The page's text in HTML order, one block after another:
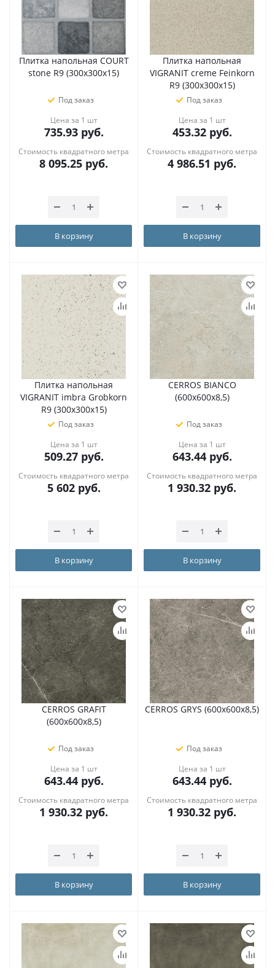
Плитка напольная COURT
stone R9 (300х300х15)
Под заказ
Цена за 1 шт
735.93руб.
Стоимость квадратного метра
8 095.25 руб.
В корзину
Плитка напольная
VIGRANIT creme Feinkorn
R9 (300х300х15)
Под заказ
Цена за 1 шт
453.32руб.
Стоимость квадратного метра
4 986.51 руб.
В корзину
Плитка напольная
VIGRANIT imbra Grobkorn
R9 (300х300х15)
Под заказ
Цена за 1 шт
509.27руб.
Стоимость квадратного метра
5 602руб.
В корзину
CERROS BIANCO
(600х600х8,5)
Под заказ
Цена за 1 шт
643.44руб.
Стоимость квадратного метра
1 930.32 руб.
В корзину
CERROS GRAFIT
(600х600х8,5)
Под заказ
Цена за 1 шт
643.44руб.
Стоимость квадратного метра
1 930.32 руб.
В корзину
CERROS GRYS (600х600х8,5)
Под заказ
Цена за 1 шт
643.44руб.
Стоимость квадратного метра
1 930.32 руб.
В корзину